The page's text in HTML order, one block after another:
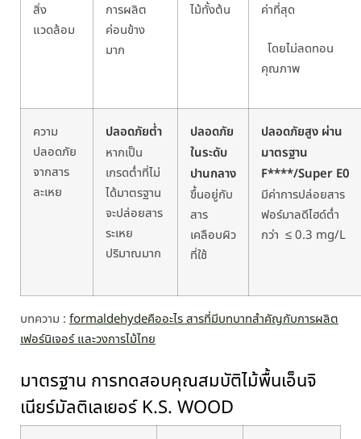
สิ่ง
แวดล้อม
การผลิต
ค่อนข้าง
มาก
ไม้ทั้งต้น
ค่าที่สุด
โดยไม่ลดทอน
คุณภาพ
ความ
ปลอดภัย
จากสาร
ละเหย
ปลอดภัยต่ำ
หากเป็น
เกรดต่ำที่ไม่
ได้มาตรฐาน
จะปล่อยสาร
ระเหย
ปริมาณมาก
ปลอดภัย
ในระดับ
ปานกลาง
ขึ้นอยู่กับ
สาร
เคลือบผิว
ที่ใช้
ปลอดภัยสูง ผ่าน
มาตรฐาน
F****/Super E0
มีค่าการปล่อยสาร
ฟอร์มาลดีไฮด์ต่ำ
กว่า ≤ 0.3 mg/L
บทความ : formaldehydeคืออะไร สารที่มีบทบาทสำคัญกับการผลิต
เฟอร์นิเจอร์ และวงการไม้ไทย
มาตรฐาน การทดสอบคุณสมบัติไม้พื้นเอ็นจิ
เนียร์มัลติเลเยอร์K.S. WOOD